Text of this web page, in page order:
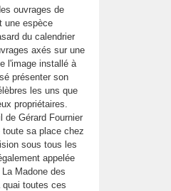
ouvrages de
une espèce
du calendrier
axés sur une
l'image installé à
présenter son
les uns que
propriétaires.
de Gérard Fournier
toute sa place chez
sous tous les
appelée
Madone des
quai toutes ces